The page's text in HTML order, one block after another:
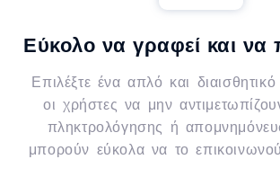
Εύκολο να γραφεί και να
Επιλέξτε ένα απλό και
οι χρήστες να μην
πληκτρολόγησης ή
μπορούν εύκολα να το